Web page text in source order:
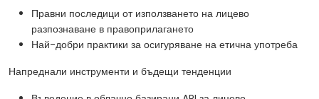
Правни последици от използването на лицево
разпознаване в правоприлагането
Най-добри практики за осигуряване на етична употреба
Напреднали инструменти и бъдещи тенденции